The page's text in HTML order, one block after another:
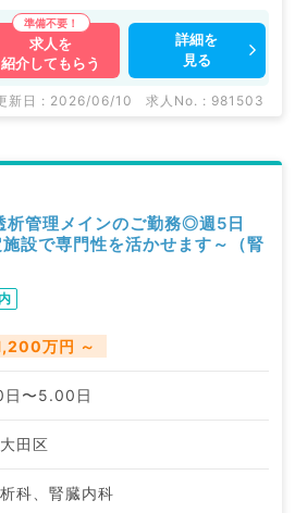
求人を
紹介してもらう
詳細を
見る
新日 : 2026/06/10 求人No. : 981503
析管理メインのご勤務◎週5日
設で専門性を活かせます～（腎
万円 ～
〜5.00日
田区
科、腎臓内科